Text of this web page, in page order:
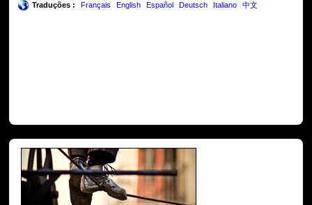
Traduções : Français English Español Deutsch Italiano 中文